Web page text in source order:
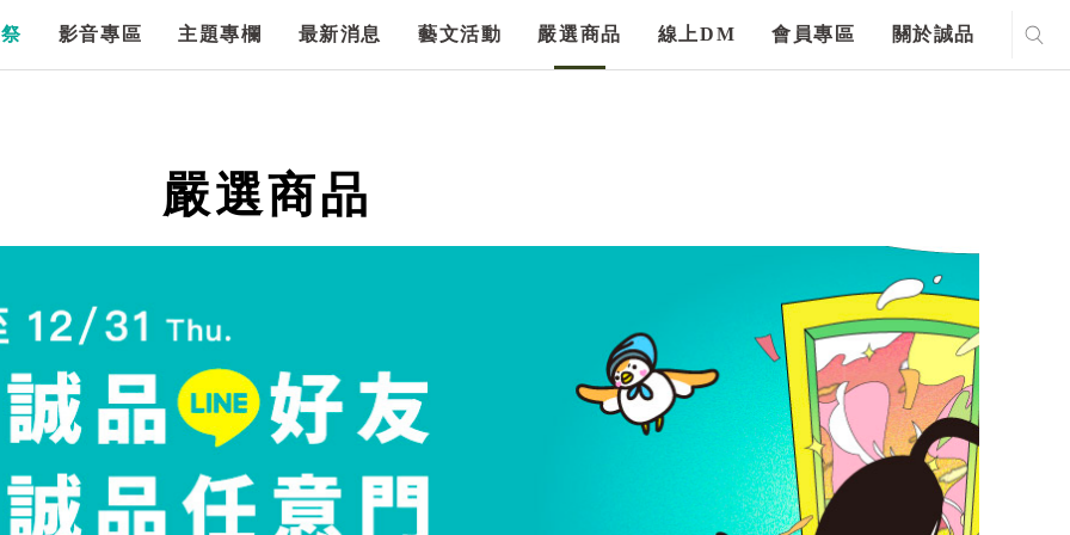
影音專區 主題專欄 最新消息 藝文活動 嚴選商品 線上DM 會員專區 關於誠品
嚴選商品